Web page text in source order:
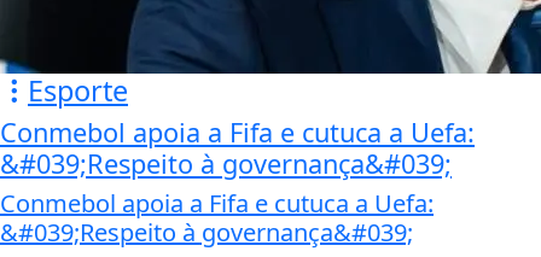
Esporte
Conmebol apoia a Fifa e cutuca a Uefa:
&#039;Respeito à governança&#039;
Conmebol apoia a Fifa e cutuca a Uefa:
&#039;Respeito à governança&#039;